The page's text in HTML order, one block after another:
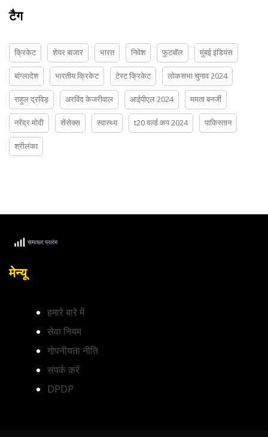
टैग
क्रिकेट शेयर बाजार भारत निवेश फुटबॉल मुंबई इंडियंस
बांग्लादेश भारतीय क्रिकेट टेस्ट क्रिकेट लोकसभा चुनाव 2024
राहुल द्रविड़ अरविंद केजरीवाल आईपीएल 2024 ममता बनर्जी
नरेंद्र मोदी सेंसेक्स स्वास्थ्य t20 वर्ल्ड कप 2024 पाकिस्तान
श्रीलंका
मेन्यू
हमारे बारे में
सेवा नियम
गोपनीयता नीति
संपर्क करें
DPDP